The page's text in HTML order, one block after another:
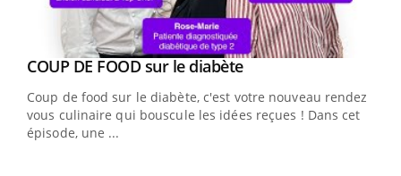
Youtube
COUP DE FOOD sur le diabèteYoutube
Coup de food sur le diabète, c'est votre nouveau rendez-
vous culinaire qui bouscule les idées reçues ! Dans cet
épisode, une ...